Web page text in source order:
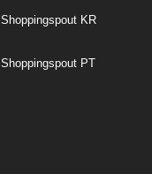
Shoppingspout KR
Shoppingspout PT